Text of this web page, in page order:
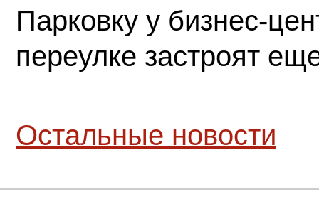
Парковку у бизнес-
переулке застроят
Остальные новости